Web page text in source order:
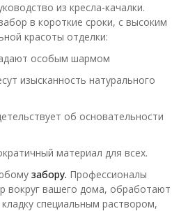
из кресла-качалки.
в короткие сроки, с высоким
красоты отделки:
особым шармом
изысканность натурального
об основательности
материал для всех.
забору. Профессионалы
вокруг вашего дома, обработают
специальным раствором,